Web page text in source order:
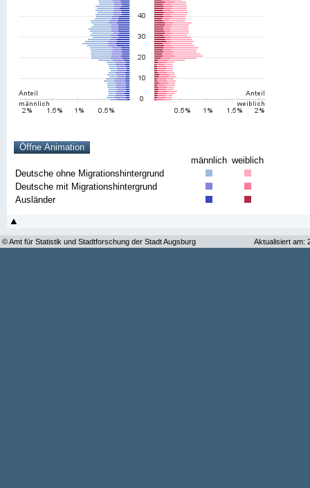
männlich weiblich
Deutsche ohne Migrationshintergrund
Deutsche mit Migrationshintergrund
Ausländer
© Amt für Statistik und Stadtforschung der Stadt Augsburg Aktualisiert am: